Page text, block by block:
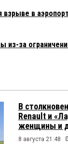
в
из-за
В
Renault и
женщины и
8 августа 21:48